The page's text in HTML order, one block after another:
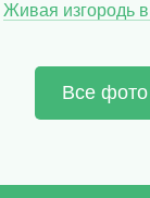
Живая изгородь
Все фото